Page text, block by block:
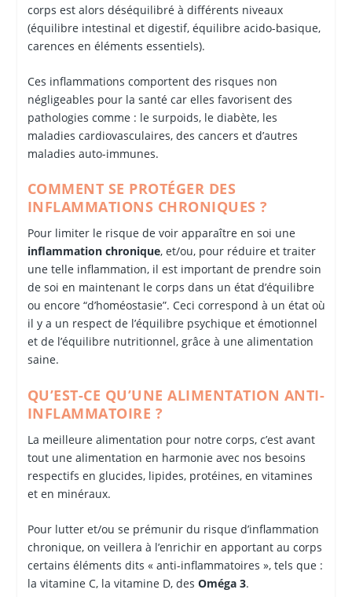
corps est alors déséquilibré à différents niveaux
(équilibre intestinal et digestif, équilibre acido-basique,
carences en éléments essentiels).
Ces inflammations comportent des risques non
négligeables pour la santé car elles favorisent des
pathologies comme : le surpoids, le diabète, les
maladies cardiovasculaires, des cancers et d’autres
maladies auto-immunes.
COMMENT SE PROTÉGER DES
INFLAMMATIONS CHRONIQUES ?
Pour limiter le risque de voir apparaître en soi une
inflammation chronique, et/ou, pour réduire et traiter
une telle inflammation, il est important de prendre soin
de soi en maintenant le corps dans un état d’équilibre
ou encore “d’homéostasie”. Ceci correspond à un état où
il y a un respect de l’équilibre psychique et émotionnel
et de l’équilibre nutritionnel, grâce à une alimentation
saine.
QU’EST-CE QU’UNE ALIMENTATION ANTI-
INFLAMMATOIRE ?
La meilleure alimentation pour notre corps, c’est avant
tout une alimentation en harmonie avec nos besoins
respectifs en glucides, lipides, protéines, en vitamines
et en minéraux.
Pour lutter et/ou se prémunir du risque d’inflammation
chronique, on veillera à l’enrichir en apportant au corps
certains éléments dits « anti-inflammatoires », tels que :
la vitamine C, la vitamine D, des Oméga 3.